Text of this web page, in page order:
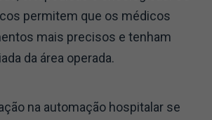
permitem que os médicos
mais precisos e tenham
da área operada.
na automação hospitalar se